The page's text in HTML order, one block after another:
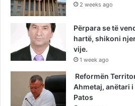
2 weeks ago
Përpara se të
hartë, shikoni
vije.
1 week ago
Reformën
Ahmetaj, anëtari
Patos